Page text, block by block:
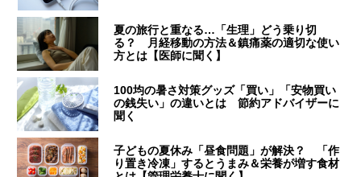
夏の旅行と重なる…「生理」どう乗り切
る？ 月経移動の方法＆鎮痛薬の適切な使い
方とは【医師に聞く】
100均の暑さ対策グッズ「買い」「安物買い
の銭失い」の違いとは 節約アドバイザーに
聞く
子どもの夏休み「昼食問題」が解決？ 「作
り置き冷凍」するとうまみ＆栄養が増す食材